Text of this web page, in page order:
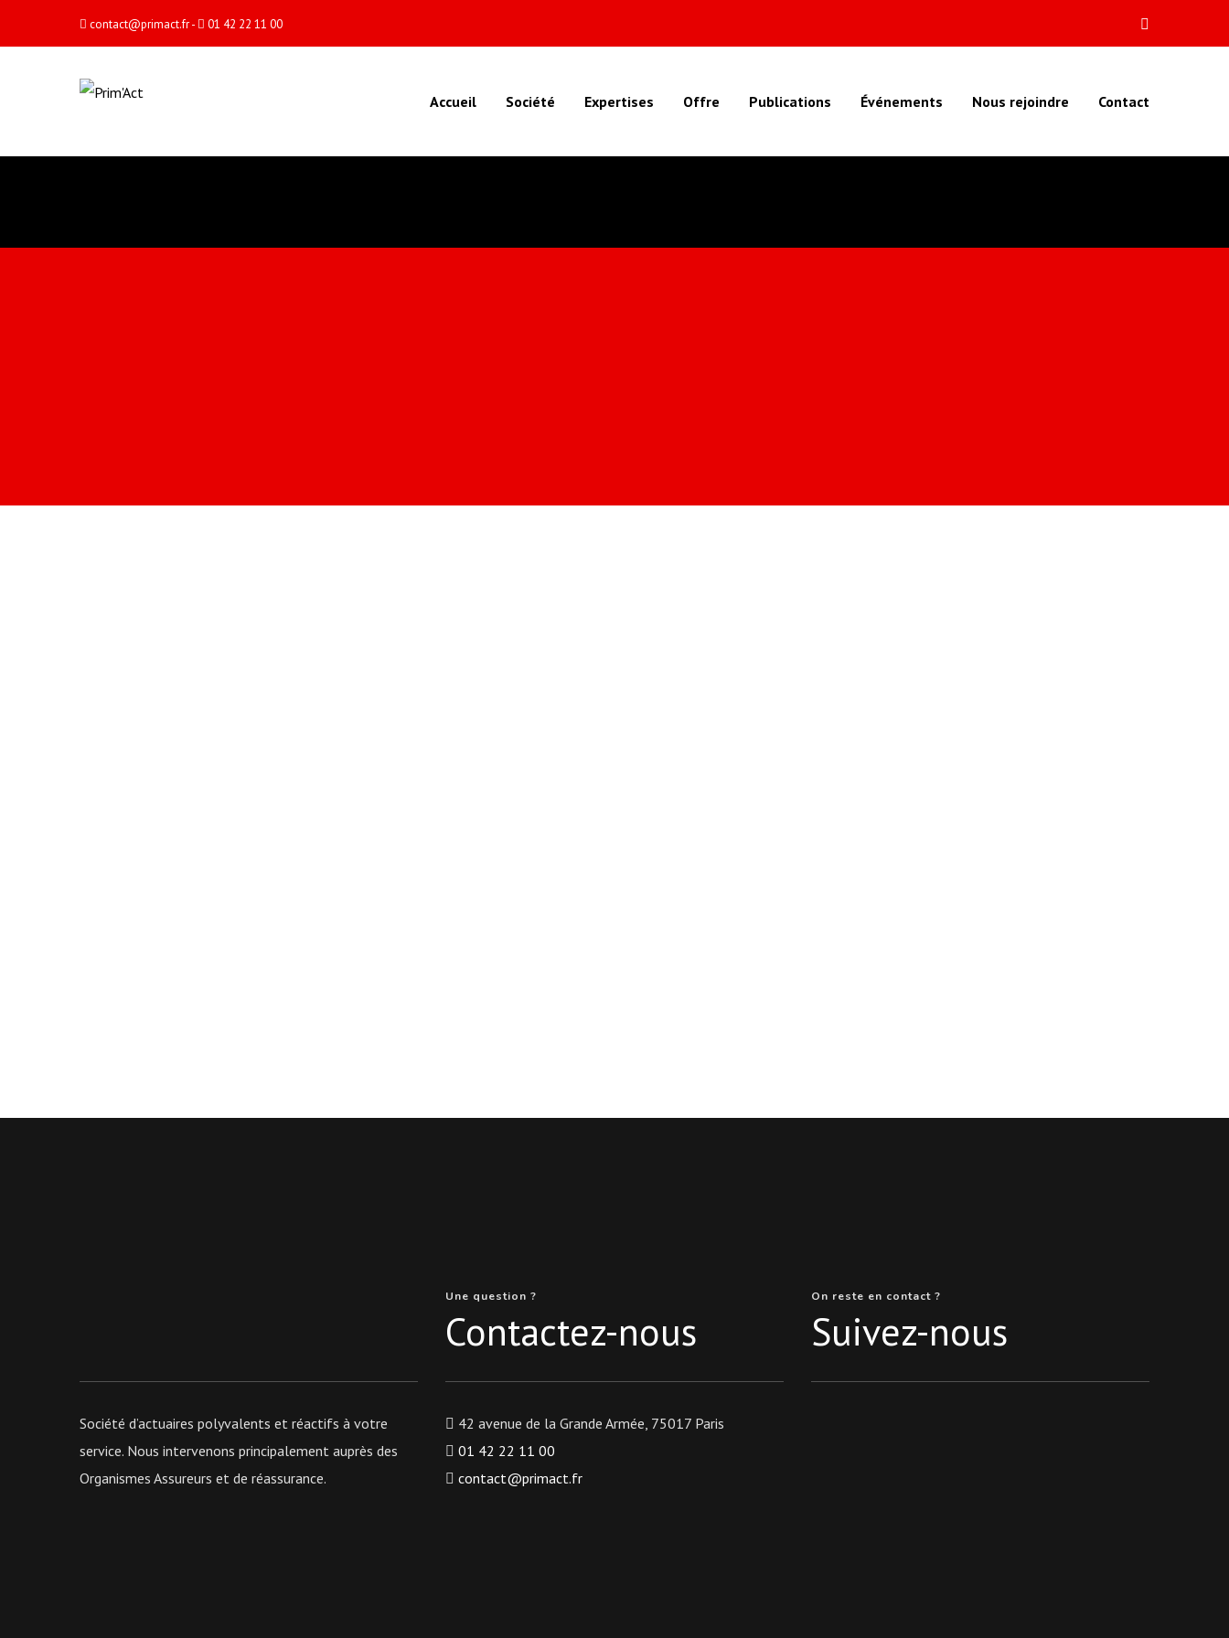
contact@primact.fr- 01 42 22 11 00
Accueil Société Expertises Offre Publications Événements Nous rejoindre Contact
Une question ?
Contactez-nous
On reste en contact ?
Suivez-nous
Société d’actuaires polyvalents et réactifs à votre
service. Nous intervenons principalement auprès des
Organismes Assureurs et de réassurance.
42 avenue de la Grande Armée, 75017 Paris
01 42 22 11 00
contact@primact.fr